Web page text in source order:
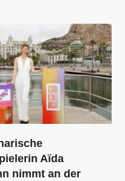
Aïda
nimmt an der